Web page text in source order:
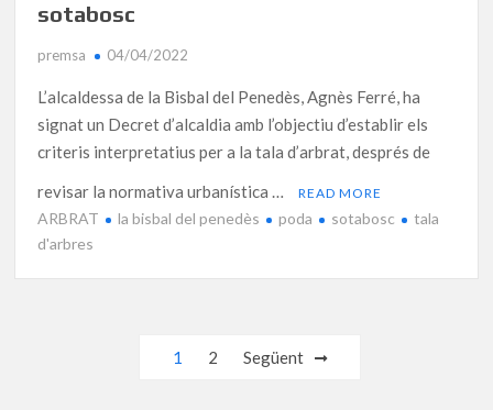
sotabosc
premsa 04/04/2022
L’alcaldessa de la Bisbal del Penedès, Agnès Ferré, ha
signat un Decret d’alcaldia amb l’objectiu d’establir els
criteris interpretatius per a la tala d’arbrat, després de
revisar la normativa urbanística …
READ MORE
ARBRAT la bisbal del penedès poda sotabosc
tala
d'arbres
1 2 Següent